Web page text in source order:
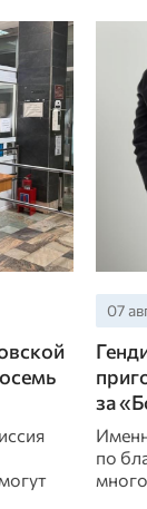
07
за
по